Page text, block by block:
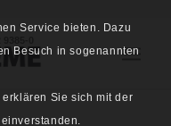
Service bieten. Dazu
Besuch in sogenannten
Sie sich mit der